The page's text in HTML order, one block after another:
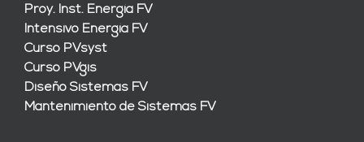
Proy. Inst. Energía FV
Intensivo Energía FV
Curso PVsyst
Curso PVgis
Diseño Sistemas FV
Mantenimiento de Sistemas FV